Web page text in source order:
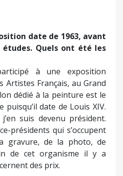
figurative », qui désigne
ni figurative car je
font vibrer ?
Le bleu de Prusse, que je
y a en lui une infinité de
quand j’attaque une toile
au jaune ou à d’autres
bleu !